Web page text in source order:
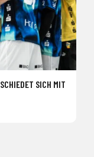
SICH MIT